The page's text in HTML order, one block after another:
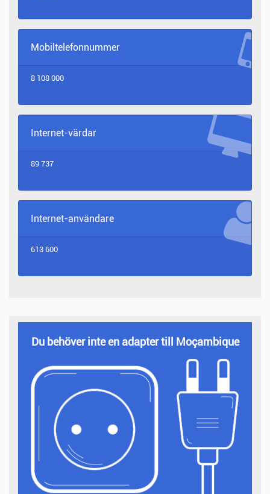
Mobiltelefonnummer
8 108 000
Internet-värdar
89 737
Internet-användare
613 600
Du behöver inte en adapter till Moçambique